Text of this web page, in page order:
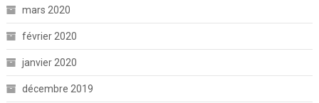
mars 2020
février 2020
janvier 2020
décembre 2019